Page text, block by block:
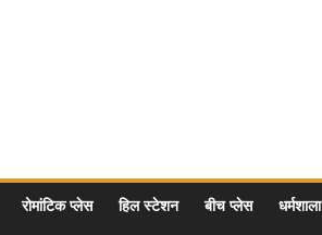
रोमांटिक प्लेस हिल स्टेशन बीच प्लेस धर्मशाला